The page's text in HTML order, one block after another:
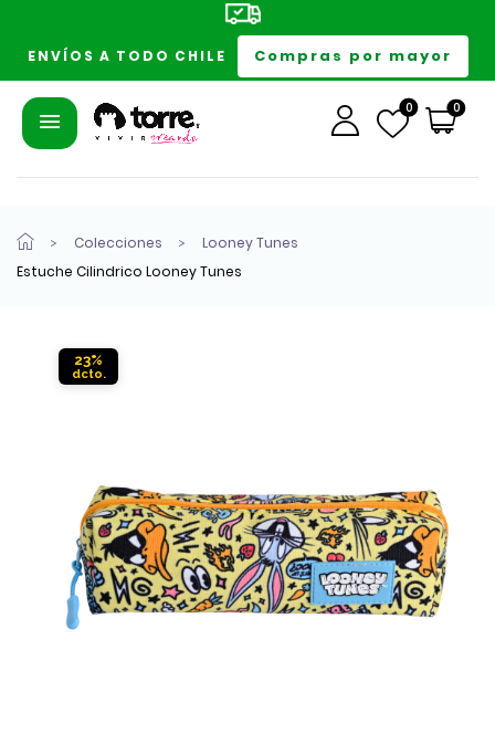
ENVÍOS A TODO CHILE Compras por mayor
0 0
Colecciones
Looney Tunes
Estuche Cilindrico Looney Tunes
23%